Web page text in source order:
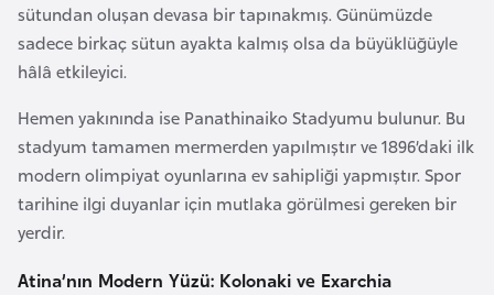
sütundan oluşan devasa bir tapınakmış. Günümüzde
sadece birkaç sütun ayakta kalmış olsa da büyüklüğüyle
hâlâ etkileyici.
Hemen yakınında ise Panathinaiko Stadyumu bulunur. Bu
stadyum tamamen mermerden yapılmıştır ve 1896’daki ilk
modern olimpiyat oyunlarına ev sahipliği yapmıştır. Spor
tarihine ilgi duyanlar için mutlaka görülmesi gereken bir
yerdir.
Atina’nın Modern Yüzü: Kolonaki ve Exarchia
D
a
i
m
a
r
k